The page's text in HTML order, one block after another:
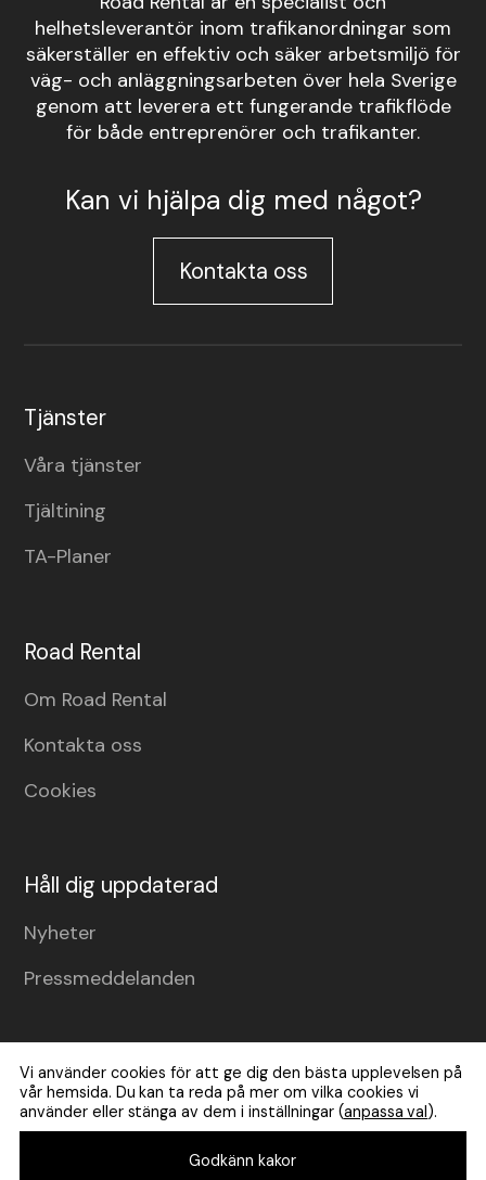
helhetsleverantör inom trafikanordningar som
säkerställer en effektiv och säker arbetsmiljö för
väg- och anläggningsarbeten över hela Sverige
genom att leverera ett fungerande trafikflöde
för både entreprenörer och trafikanter.
Kan vi hjälpa dig med något?
Kontakta oss
Tjänster
Våra tjänster
Tjältining
TA-Planer
Road Rental
Om Road Rental
Kontakta oss
Cookies
Håll dig uppdaterad
Nyheter
Pressmeddelanden
Vi använder cookies för att ge dig den bästa upplevelsen på
vår hemsida. Du kan ta reda på mer om vilka cookies vi
använder eller stänga av dem i inställningar (anpassa val).
Godkänn kakor